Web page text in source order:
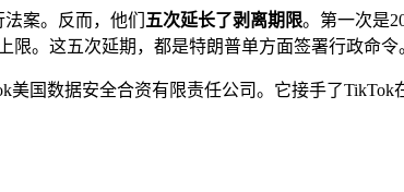
案。反而，他们 五次延长了剥离期限。第一次是
。这五次延期，都是特朗普单方面签署行政命令
国数据安全合资有限责任公司。它接手了